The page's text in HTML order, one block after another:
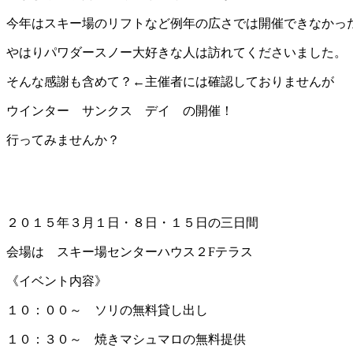
今年はスキー場のリフトなど例年の広さでは開催できなかっ
やはりパワダースノー大好きな人は訪れてくださいました。
そんな感謝も含めて？←主催者には確認しておりませんが
ウインター サンクス デイ の開催！
行ってみませんか？
２０１５年３月１日・８日・１５日の三日間
会場は スキー場センターハウス２Fテラス
《イベント内容》
１０：００～ ソリの無料貸し出し
１０：３０～ 焼きマシュマロの無料提供